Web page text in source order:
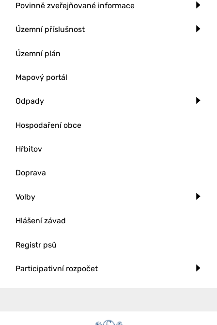
Povinně zveřejňované informace
Územní příslušnost
Územní plán
Mapový portál
Odpady
Hospodaření obce
Hřbitov
Doprava
Volby
Hlášení závad
Registr psů
Participativní rozpočet